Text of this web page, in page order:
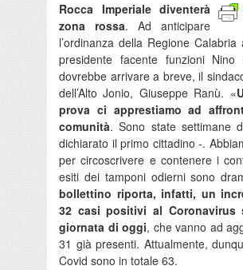
Rocca Imperiale diventerà
zona rossa. Ad anticipare
l’ordinanza della Regione
presidente facente funzioni Nino
dovrebbe arrivare a breve, il
dell’Alto Jonio, Giuseppe Ranù. «
prova ci apprestiamo ad
comunità. Sono state settimane
dichiarato il primo cittadino -.
per circoscrivere e contenere i
esiti dei tamponi odierni sono
bollettino riporta, infatti, un
32 casi positivi al Coronavirus
giornata di oggi, che vanno ad
31 già presenti. Attualmente,
Covid sono in totale 63.